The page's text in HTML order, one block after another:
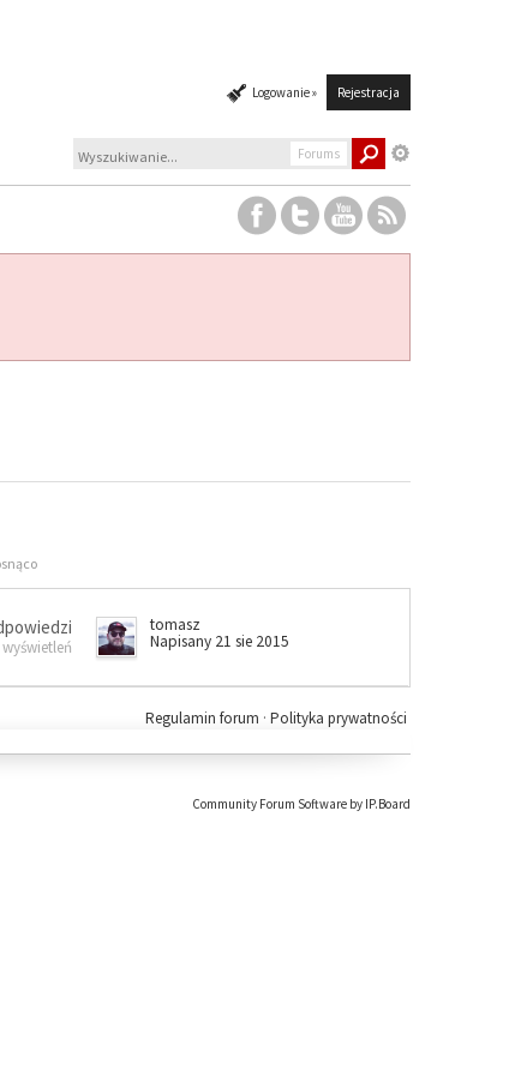
Logowanie » Rejestracja
Forums
wyświetleń
tomasz
Napisany 21 sie 2015
Polityka prywatności
Regulamin forum ·
Community Forum Software by IP.Board